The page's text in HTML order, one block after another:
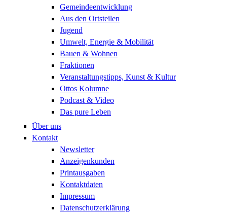
Gemeindeentwicklung
Aus den Ortsteilen
Jugend
Umwelt, Energie & Mobilität
Bauen & Wohnen
Fraktionen
Veranstaltungstipps, Kunst & Kultur
Ottos Kolumne
Podcast & Video
Das pure Leben
Über uns
Kontakt
Newsletter
Anzeigenkunden
Printausgaben
Kontaktdaten
Impressum
Datenschutzerklärung